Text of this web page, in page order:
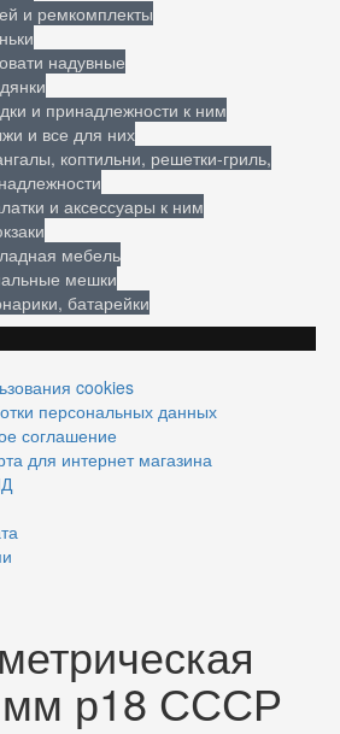
и ремкомплекты
надувные
и принадлежности к ним
и все для них
коптильни, решетки-гриль,
и аксессуары к ним
мебель
мешки
батарейки
cookies
персональных данных
соглашение
для интернет магазина
р18 СССР